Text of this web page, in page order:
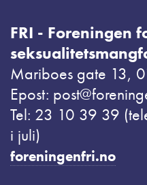
FRI - Foreningen
Mariboes gate 13,
Epost:
Tel: 23 10 39 39
i juli)
foreningenfri.no